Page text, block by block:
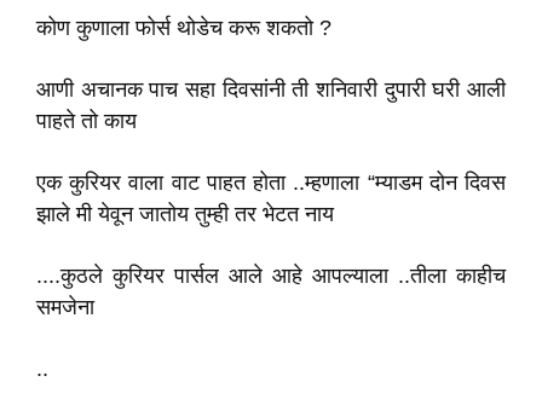
कोण कुणाला फोर्स थोडेच करू शकतो ?
आणी अचानक पाच सहा दिवसांनी ती शनिवारी दुपारी घरी आली
पाहते तो काय
एक कुरियर वाला वाट पाहत होता ..म्हणाला “म्याडम दोन दिवस
झाले मी येवून जातोय तुम्ही तर भेटत नाय
....कुठले कुरियर पार्सल आले आहे आपल्याला ..तीला काहीच
समजेना
..